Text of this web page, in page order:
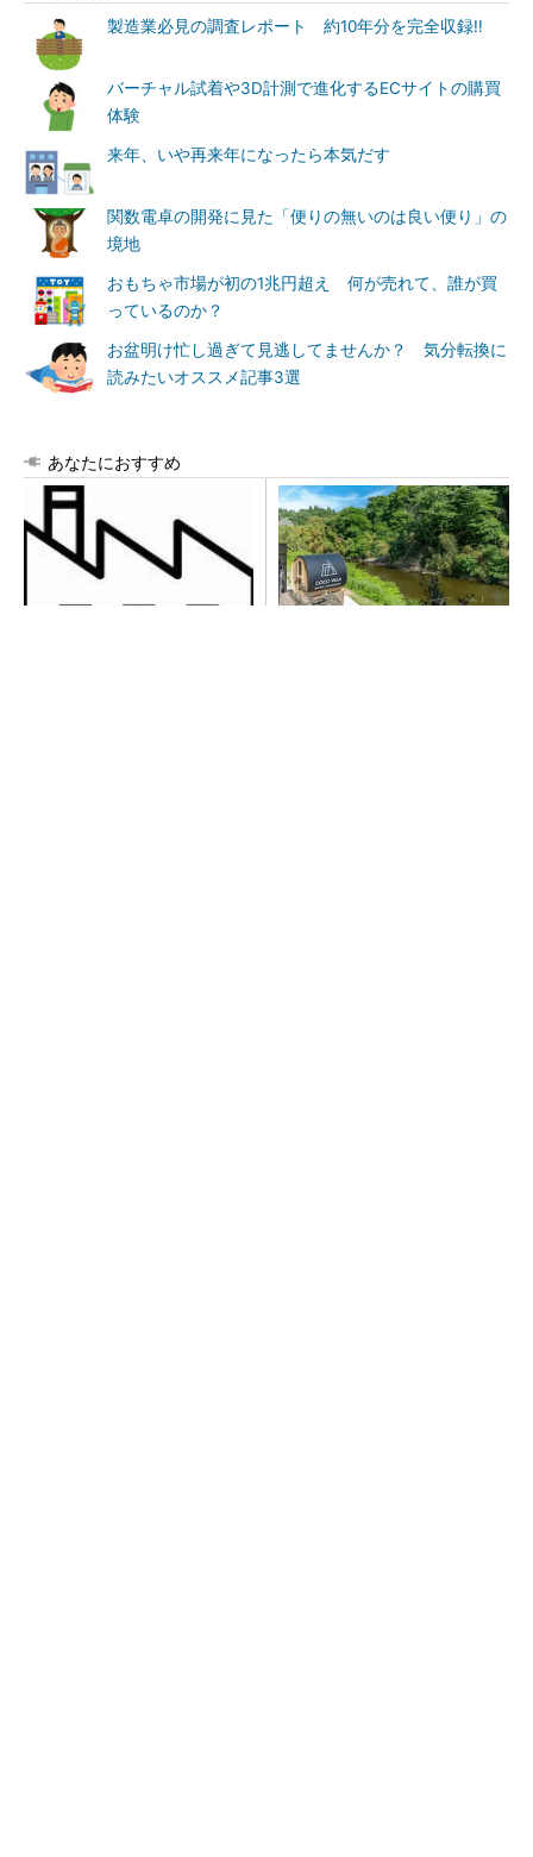
製造業必見の調査レポート 約10年分を完全収録!!
バーチャル試着や3D計測で進化するECサイトの購買
体験
来年、いや再来年になったら本気だす
関数電卓の開発に見た「便りの無いのは良い便り」の
境地
おもちゃ市場が初の1兆円超え 何が売れて、誰が買
っているのか？
お盆明け忙し過ぎて見逃してませんか？ 気分転換に
読みたいオススメ記事3選
あなたにおすすめ